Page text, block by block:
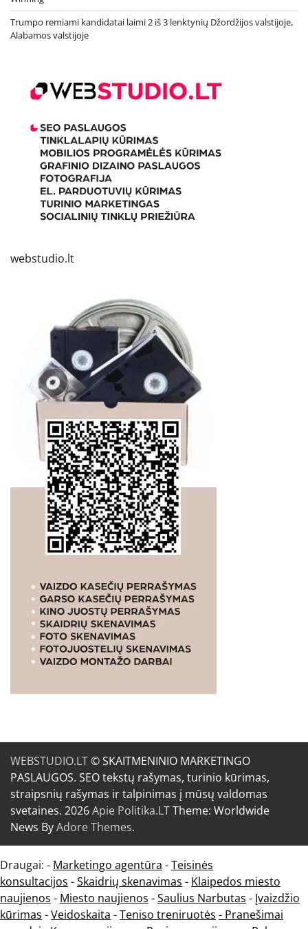
Trumpo remiami kandidatai laimi 2 iš 3 lenktynių Džordžijos valstijoje,
Alabamos valstijoje
webstudio.lt
WEBSTUDIO.LT© SKAITMENINIO MARKETINGO
PASLAUGOS. SEO tekstų rašymas, turinio kūrimas,
straipsnių rašymas ir talpinimas į mūsų valdomas
svetaines. 2026Apie Politika.LTTheme: Worldwide
News ByAdore Themes.
Draugai: - Marketingo agentūra -Teisinės
konsultacijos -Skaidrių skenavimas - Klaipedos miesto
naujienos - Miesto naujienos -Saulius Narbutas - Įvaizdžio
kūrimas -Veidoskaita -Teniso treniruotės - Pranešimai